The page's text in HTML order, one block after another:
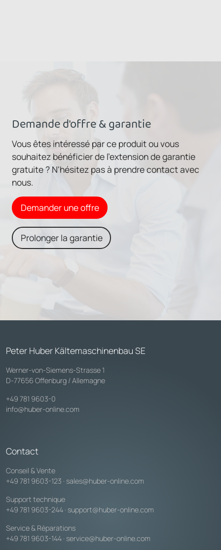
Demande d'offre & garantie
Vous êtes intéressé par ce produit ou vous
souhaitez bénéficier de l'extension de garantie
gratuite ? N'hésitez pas à prendre contact avec
nous.
Demander une offre
Prolonger la garantie
Peter Huber Kältemaschinenbau SE
Werner-von-Siemens-Strasse 1
D-77656 Offenburg / Allemagne
+49 781 9603-0
info@huber-online.com
Contact
Conseil & Vente
+49 781 9603-123 · sales@huber-online.com
Support technique
+49 781 9603-244 · support@huber-online.com
Service & Réparations
+49 781 9603-144 · service@huber-online.com